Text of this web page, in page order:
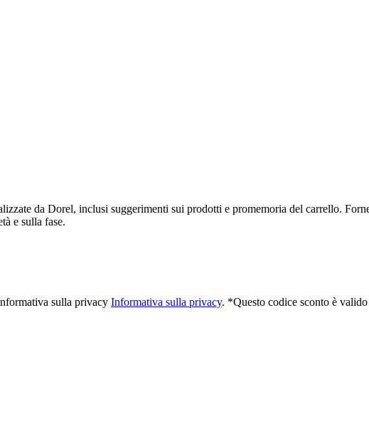
da Dorel, inclusi suggerimenti sui prodotti e promemoria del carrello.
e sulla fase.
sulla privacy Informativa sulla privacy. *Questo codice sconto è